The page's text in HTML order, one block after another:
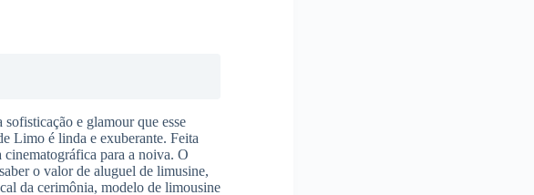
e glamour que esse
Limo é linda e exuberante. Feita
cinematográfica para a noiva. O
o valor de aluguel de limusine,
da cerimônia, modelo de limousine